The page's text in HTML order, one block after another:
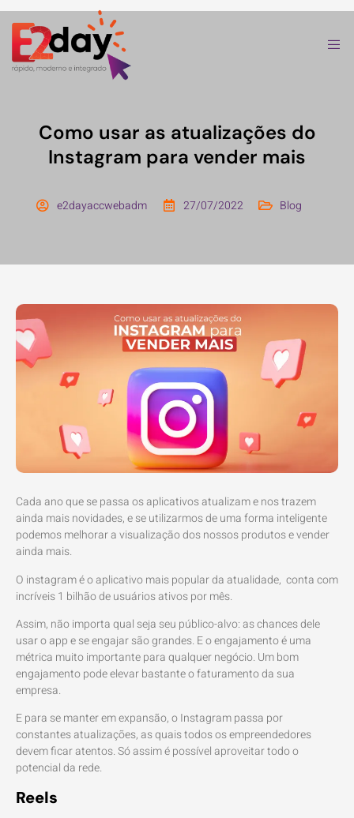
Como usar as atualizações do
Instagram para vender mais
e2dayaccwebadm 27/07/2022 Blog
Cada ano que se passa os aplicativos atualizam e nos trazem
ainda mais novidades, e se utilizarmos de uma forma inteligente
podemos melhorar a visualização dos nossos produtos e vender
ainda mais.
O instagram é o aplicativo mais popular da atualidade, conta com
incríveis 1 bilhão de usuários ativos por mês.
Assim, não importa qual seja seu público-alvo: as chances dele
usar o app e se engajar são grandes. E o engajamento é uma
métrica muito importante para qualquer negócio. Um bom
engajamento pode elevar bastante o faturamento da sua
empresa.
E para se manter em expansão, o Instagram passa por
constantes atualizações, as quais todos os empreendedores
devem ficar atentos. Só assim é possível aproveitar todo o
potencial da rede.
Reels